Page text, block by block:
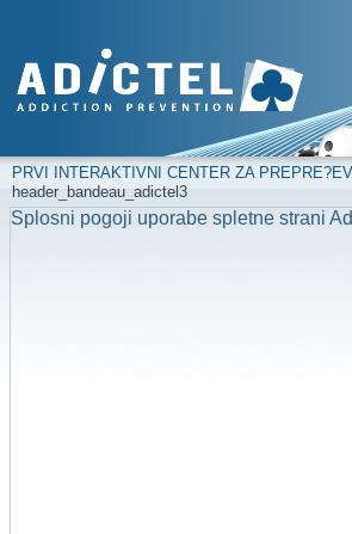
PRVI INTERAKTIVNI CENTER ZA
header_bandeau_adictel3
Splosni pogoji uporabe spletne strani